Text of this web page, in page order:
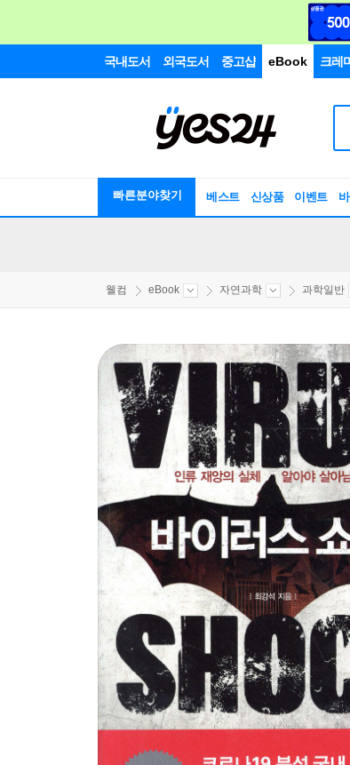
국내도서 외국도서 중고샵 eBook 크레
빠른분야찾기 베스트 신상품 이벤트
웰컴 eBook 자연과학 과학일반